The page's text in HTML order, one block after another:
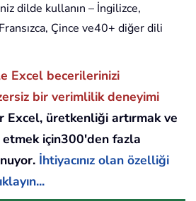
dilde kullanın – İngilizce,
Çince ve40+ diğer dili
Excel becerilerinizi
bir verimlilik deneyimi
Excel, üretkenliği artırmak ve
için300'den fazla
İhtiyacınız olan özelliği